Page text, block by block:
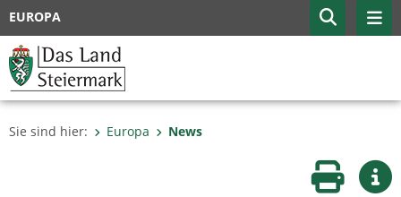
EUROPA
Sie sind hier: Europa News
Seite